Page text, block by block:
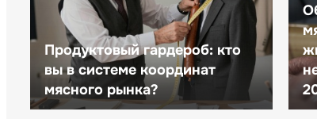
Продуктовый гардероб: кто
вы в системе координат
мясного рынка?